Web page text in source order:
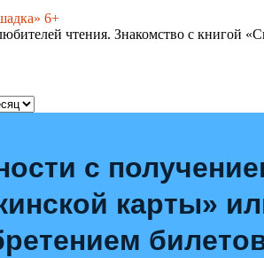
6+
чтения. Знакомство с книгой
с
карты»